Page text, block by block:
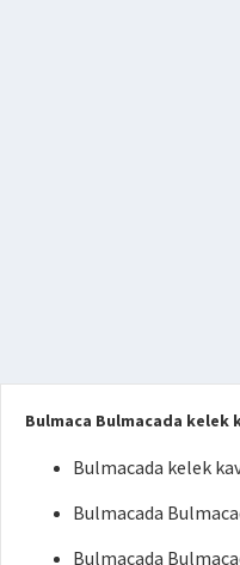
Bulmaca Bulmacada kelek
Bulmacada kelek
Bulmacada
Bulmacada